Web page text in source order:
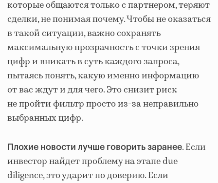
которые общаются только с партнером, теряют
сделки, не понимая почему. Чтобы не оказаться
в такой ситуации, важно сохранять
максимальную прозрачность с точки зрения
цифр и вникать в суть каждого запроса,
пытаясь понять, какую именно информацию
от вас ждут и для чего. Это снизит риск
не пройти фильтр просто из-за неправильно
выбранных цифр.
Плохие новости лучше говорить заранее. Если
инвестор найдет проблему на этапе due
diligence, это ударит по доверию. Если